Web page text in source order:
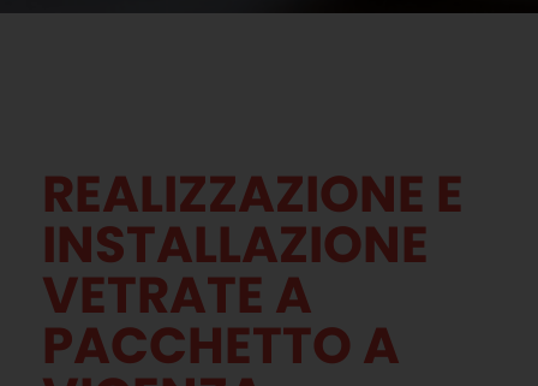
REALIZZAZIONE E
INSTALLAZIONE
VETRATE A
PACCHETTO A